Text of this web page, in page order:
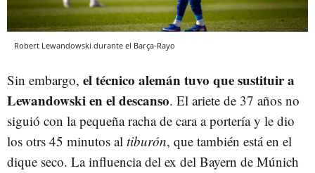
Robert Lewandowski durante el Barça-Rayo
Sin embargo, el técnico alemán tuvo que sustituir a
Lewandowski en el descanso. El ariete de 37 años no
siguió con la pequeña racha de cara a portería y le dio
los otrs 45 minutos al tiburón, que también está en el
dique seco. La influencia del ex del Bayern de Múnich